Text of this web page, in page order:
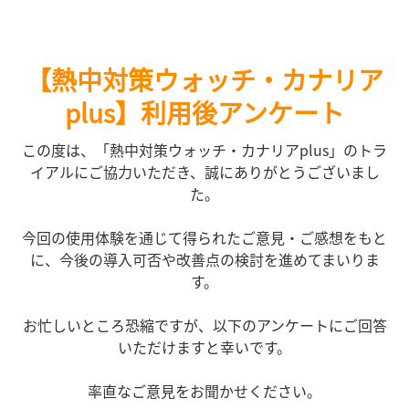
【熱中対策ウォッチ・カナリア
plus】利用後アンケート
この度は、「熱中対策ウォッチ・カナリアplus」のトラ
イアルにご協力いただき、誠にありがとうございまし
た。
今回の使用体験を通じて得られたご意見・ご感想をもと
に、今後の導入可否や改善点の検討を進めてまいりま
す。
お忙しいところ恐縮ですが、以下のアンケートにご回答
いただけますと幸いです。
率直なご意見をお聞かせください。